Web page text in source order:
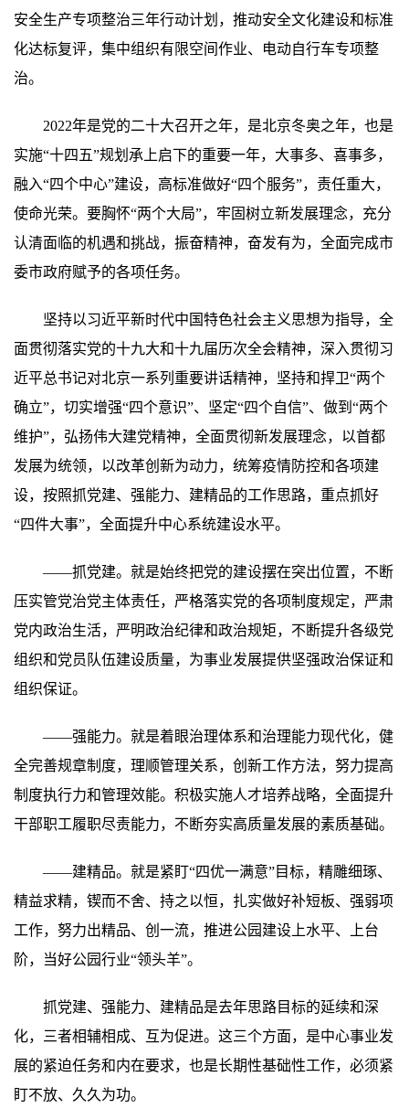
安全生产专项整治三年行动计划，推动安全文化建设和标准
化达标复评，集中组织有限空间作业、电动自行车专项整
治。
2022年是党的二十大召开之年，是北京冬奥之年，也是
实施“十四五”规划承上启下的重要一年，大事多、喜事多，
融入“四个中心”建设，高标准做好“四个服务”，责任重大，
使命光荣。要胸怀“两个大局”，牢固树立新发展理念，充分
认清面临的机遇和挑战，振奋精神，奋发有为，全面完成市
委市政府赋予的各项任务。
坚持以习近平新时代中国特色社会主义思想为指导，全
面贯彻落实党的十九大和十九届历次全会精神，深入贯彻习
近平总书记对北京一系列重要讲话精神，坚持和捍卫“两个
确立”，切实增强“四个意识”、坚定“四个自信”、做到“两个
维护”，弘扬伟大建党精神，全面贯彻新发展理念，以首都
发展为统领，以改革创新为动力，统筹疫情防控和各项建
设，按照抓党建、强能力、建精品的工作思路，重点抓好
“四件大事”，全面提升中心系统建设水平。
——抓党建。就是始终把党的建设摆在突出位置，不断
压实管党治党主体责任，严格落实党的各项制度规定，严肃
党内政治生活，严明政治纪律和政治规矩，不断提升各级党
组织和党员队伍建设质量，为事业发展提供坚强政治保证和
组织保证。
——强能力。就是着眼治理体系和治理能力现代化，健
全完善规章制度，理顺管理关系，创新工作方法，努力提高
制度执行力和管理效能。积极实施人才培养战略，全面提升
干部职工履职尽责能力，不断夯实高质量发展的素质基础。
——建精品。就是紧盯“四优一满意”目标，精雕细琢、
精益求精，锲而不舍、持之以恒，扎实做好补短板、强弱项
工作，努力出精品、创一流，推进公园建设上水平、上台
阶，当好公园行业“领头羊”。
抓党建、强能力、建精品是去年思路目标的延续和深
化，三者相辅相成、互为促进。这三个方面，是中心事业发
展的紧迫任务和内在要求，也是长期性基础性工作，必须紧
盯不放、久久为功。